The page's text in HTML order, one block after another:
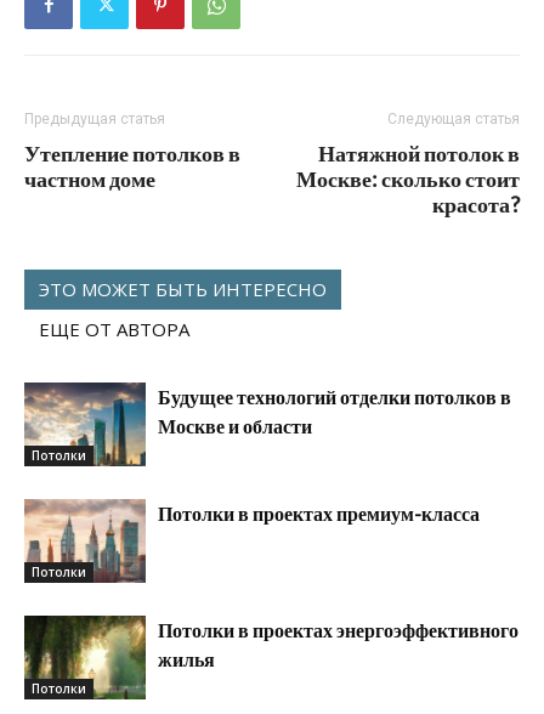
Предыдущая статья
Утепление потолков в
частном доме
Следующая статья
Натяжной потолок в
Москве: сколько стоит
красота?
ЭТО МОЖЕТ БЫТЬ ИНТЕРЕСНО
ЕЩЕ ОТ АВТОРА
Потолки
Будущее технологий отделки потолков в
Москве и области
Потолки
Потолки в проектах премиум-класса
Потолки
Потолки в проектах энергоэффективного
жилья